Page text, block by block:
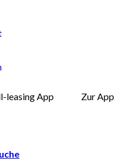
leasing App Zur App